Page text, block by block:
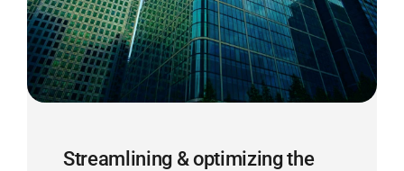
Streamlining & optimizing the